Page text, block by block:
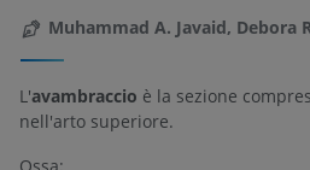
Muhammad A. Javaid, Debora
L'avambraccio è la sezione
nell'arto superiore.